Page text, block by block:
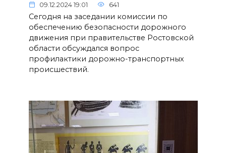
09.12.2024 19:01 641
Сегодня на заседании комиссии по
обеспечению безопасности дорожного
движения при правительстве Ростовской
области обсуждался вопрос
профилактики дорожно-транспортных
происшествий.